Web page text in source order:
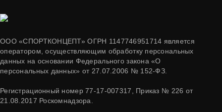
ООО «СПОРТКОНЦЕПТ» ОГРН 1147746951714 является
оператором, осуществляющим обработку персональных
данных на основании Федерального закона «О
персональных данных» от 27.07.2006 № 152-ФЗ.
Регистрационный номер 77-17-007317, Приказ № 226 от
21.08.2017 Роскомнадзора.